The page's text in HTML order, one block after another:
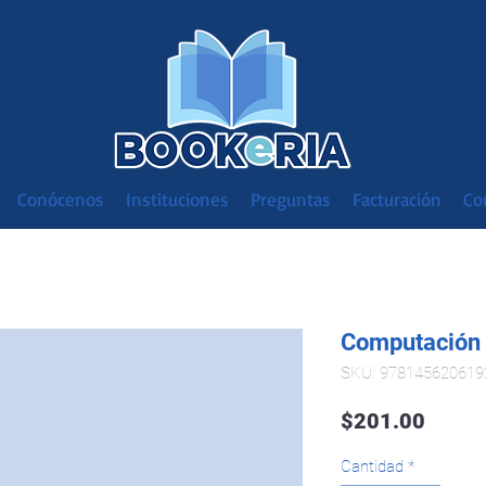
Conócenos Instituciones Preguntas Facturación
SKU:
$201.00
Cantidad *